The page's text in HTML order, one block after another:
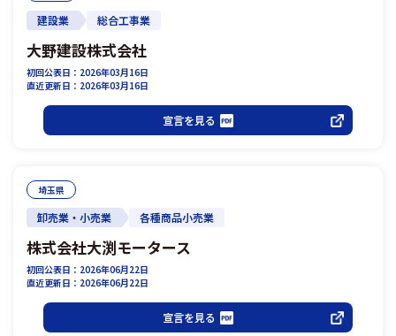
建設業 総合工事業
大野建設株式会社
初回公表日：2026年03月16日
直近更新日：2026年03月16日
宣言を見る
埼玉県
卸売業・小売業 各種商品小売業
株式会社大渕モータース
初回公表日：2026年06月22日
直近更新日：2026年06月22日
宣言を見る